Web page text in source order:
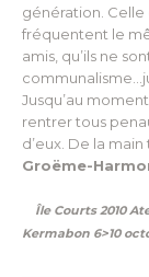
génération. Celle
fréquentent le
amis, qu’ils ne
Jusqu’au
rentrer tous
d’eux. De la
Groëme-
Île Courts 2010
Kermabon 6>10